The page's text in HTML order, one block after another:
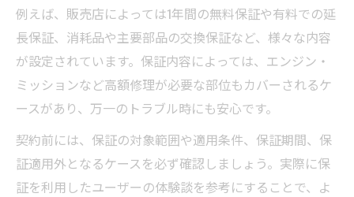
例えば、販売店によっては1年間の無料保証や有料での延
長保証、消耗品や主要部品の交換保証など、様々な内容
が設定されています。保証内容によっては、エンジン・
ミッションなど高額修理が必要な部位もカバーされるケ
ースがあり、万一のトラブル時にも安心です。
契約前には、保証の対象範囲や適用条件、保証期間、保
証適用外となるケースを必ず確認しましょう。実際に保
証を利用したユーザーの体験談を参考にすることで、よ